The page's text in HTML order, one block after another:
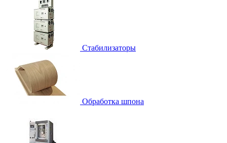
Стабилизаторы
Обработка шпона